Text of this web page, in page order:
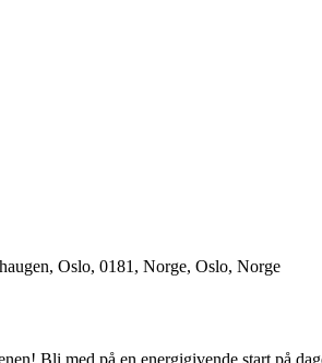
Oslo, 0181, Norge, Oslo, Norge
Bli med på en energigivende start på